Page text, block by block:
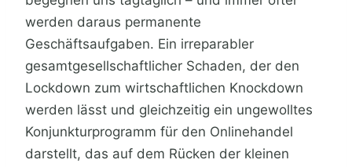
werden daraus permanente
Geschäftsaufgaben. Ein irreparabler
gesamtgesellschaftlicher Schaden, der den
Lockdown zum wirtschaftlichen Knockdown
werden lässt und gleichzeitig ein ungewolltes
Konjunkturprogramm für den Onlinehandel
darstellt, das auf dem Rücken der kleinen